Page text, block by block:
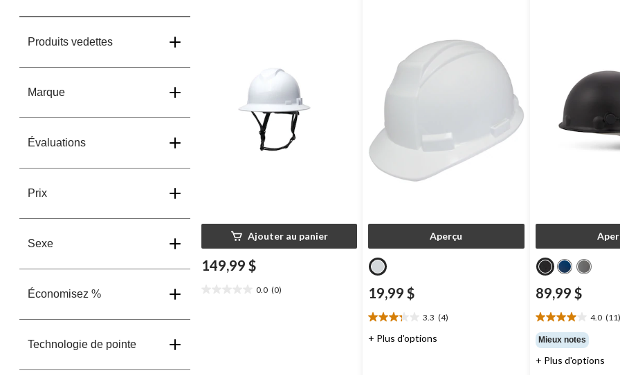
Produits vedettes
Marque
Évaluations
Prix
Sexe
Économisez %
Technologie de pointe
Ajouter au panier
149,99 $
0.0 (0)
Aperçu
19,99 $
3.3 (4)
3.3
étoile(s)
+ Plus d'options
89,99 $
4.0 (11)
4.0
étoile(s)
sur
5.
Mieux notes
+ Plus d'options